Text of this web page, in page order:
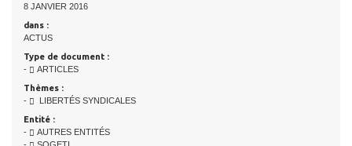
8 JANVIER 2016
dans :
ACTUS
Type de document :
-
ARTICLES
Thèmes :
-
LIBERTÉS SYNDICALES
Entité :
-
AUTRES ENTITÉS